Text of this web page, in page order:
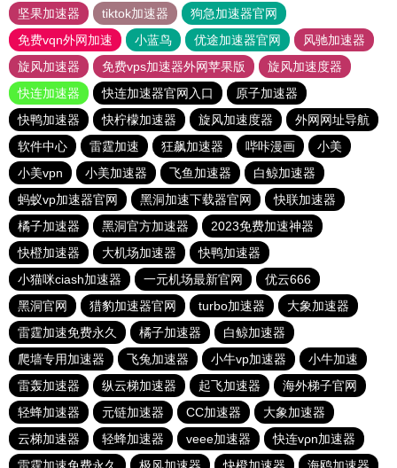
坚果加速器
tiktok加速器
狗急加速器官网
免费vqn外网加速
小蓝鸟 优途加速器官网
风驰加速器
旋风加速器
免费vps加速器外网苹果版
旋风加速度器
快连加速器
快连加速器官网入口
原子加速器
快鸭加速器
快柠檬加速器 旋风加速度器
外网网址导航
软件中心
雷霆加速 狂飙加速器 哔咔漫画
小美
小美vpn
小美加速器 飞鱼加速器
白鲸加速器
蚂蚁vp加速器官网
黑洞加速下载器官网
快联加速器
橘子加速器
黑洞官方加速器
2023免费加速神器
快橙加速器
大机场加速器
快鸭加速器
小猫咪ciash加速器
一元机场最新官网
优云666
黑洞官网
猎豹加速器官网 turbo加速器
大象加速器
雷霆加速免费永久
橘子加速器
白鲸加速器
爬墙专用加速器
飞兔加速器 小牛vp加速器
小牛加速
雷轰加速器
纵云梯加速器 起飞加速器
海外梯子官网
轻蜂加速器
元链加速器 CC加速器
大象加速器
云梯加速器
轻蜂加速器 veee加速器
快连vρn加速器